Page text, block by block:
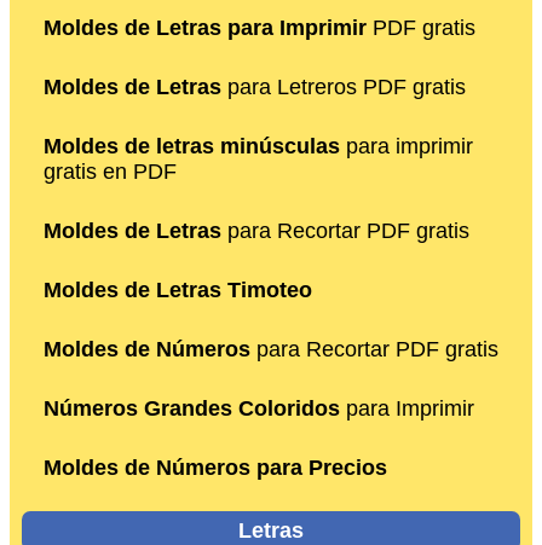
Moldes de Letras para Imprimir PDF gratis
Moldes de Letras para Letreros PDF gratis
Moldes de letras minúsculas para imprimir
gratis en PDF
Moldes de Letras para Recortar PDF gratis
Moldes de Letras Timoteo
Moldes de Números para Recortar PDF gratis
Números Grandes Coloridos para Imprimir
Moldes de Números para Precios
Letras